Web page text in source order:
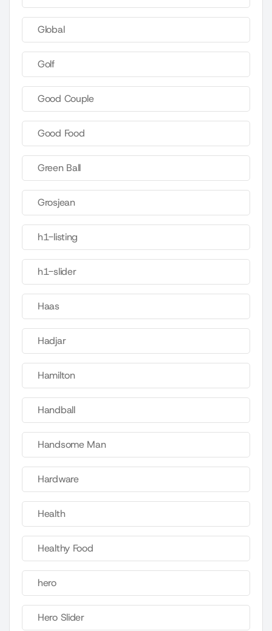
Global
Golf
Good Couple
Good Food
Green Ball
Grosjean
h1-listing
h1-slider
Haas
Hadjar
Hamilton
Handball
Handsome Man
Hardware
Health
Healthy Food
hero
Hero Slider